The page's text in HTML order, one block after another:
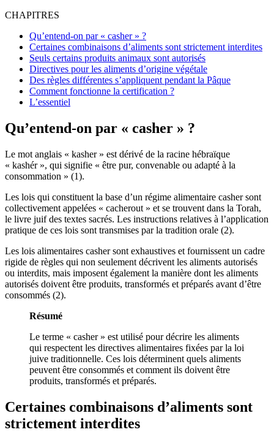
CHAPITRES
Qu’entend-on par « casher » ?
Certaines combinaisons d’aliments sont strictement interdites
Seuls certains produits animaux sont autorisés
Directives pour les aliments d’origine végétale
Des règles différentes s’appliquent pendant la Pâque
Comment fonctionne la certification ?
L’essentiel
Qu’entend-on par « casher » ?
Le mot anglais « kasher » est dérivé de la racine hébraïque
« kashér », qui signifie « être pur, convenable ou adapté à la
consommation » (1).
Les lois qui constituent la base d’un régime alimentaire casher sont
collectivement appelées « cacherout » et se trouvent dans la Torah,
le livre juif des textes sacrés. Les instructions relatives à l’application
pratique de ces lois sont transmises par la tradition orale (2).
Les lois alimentaires casher sont exhaustives et fournissent un cadre
rigide de règles qui non seulement décrivent les aliments autorisés
ou interdits, mais imposent également la manière dont les aliments
autorisés doivent être produits, transformés et préparés avant d’être
consommés (2).
Résumé
Le terme « casher » est utilisé pour décrire les aliments
qui respectent les directives alimentaires fixées par la loi
juive traditionnelle. Ces lois déterminent quels aliments
peuvent être consommés et comment ils doivent être
produits, transformés et préparés.
Certaines combinaisons d’aliments sont
strictement interdites